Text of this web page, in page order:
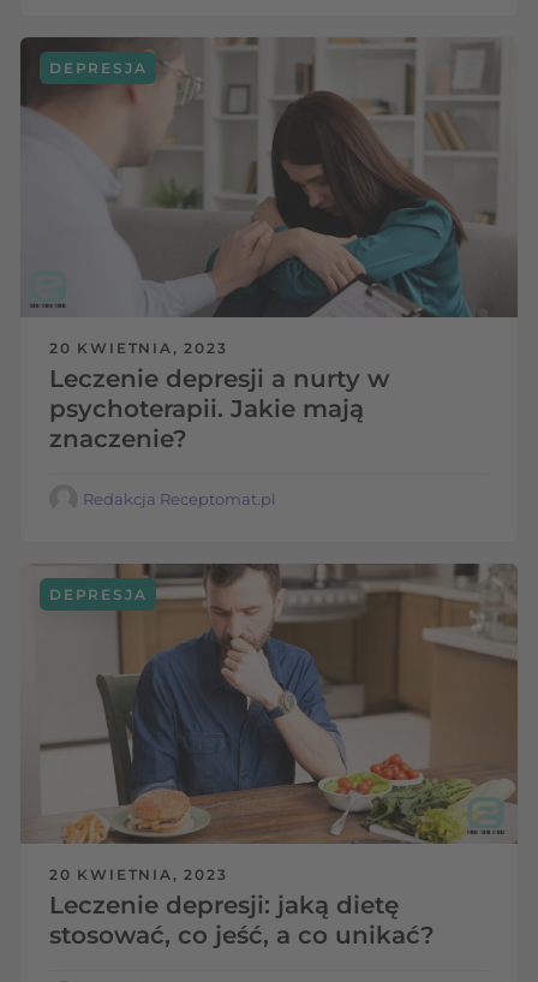
20 KWIETNIA, 2023
Leczenie depresji a nurty w
psychoterapii. Jakie mają
znaczenie?
DEPRESJA
Redakcja Receptomat.pl
20 KWIETNIA, 2023
Leczenie depresji: jaką dietę
stosować, co jeść, a co unikać?
DEPRESJA